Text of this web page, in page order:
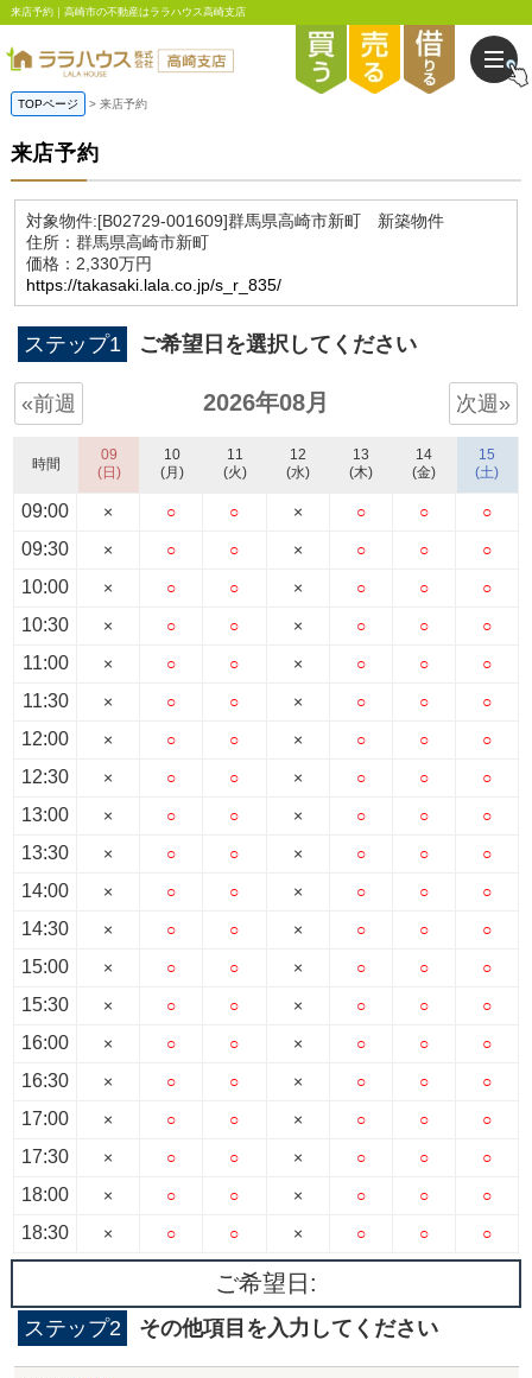
来店予約｜高崎市の不動産はララハウス高崎支店
TOPページ 来店予約
来店予約
対象物件:[B02729-001609]群馬県高崎市新町 新築物件
住所：群馬県高崎市新町
価格：2,330万円
https://takasaki.lala.co.jp/s_r_835/
ステップ1 ご希望日を選択してください
«前週 2026年08月 次週»
時間
09:00
09:30
10:00
10:30
11:00
11:30
12:00
12:30
13:00
13:30
14:00
14:30
15:00
15:30
16:00
16:30
17:00
17:30
18:00
18:30
09
(日)
×
×
×
×
×
×
×
×
×
×
×
×
×
×
×
×
×
×
×
×
10
(月)
○
○
○
○
○
○
○
○
○
○
○
○
○
○
○
○
○
○
○
○
11
(火)
○
○
○
○
○
○
○
○
○
○
○
○
○
○
○
○
○
○
○
○
12
(水)
×
×
×
×
×
×
×
×
×
×
×
×
×
×
×
×
×
×
×
×
13
(木)
○
○
○
○
○
○
○
○
○
○
○
○
○
○
○
○
○
○
○
○
14
(金)
○
○
○
○
○
○
○
○
○
○
○
○
○
○
○
○
○
○
○
○
15
(土)
○
○
○
○
○
○
○
○
○
○
○
○
○
○
○
○
○
○
○
○
ご希望日:
ステップ2 その他項目を入力してください